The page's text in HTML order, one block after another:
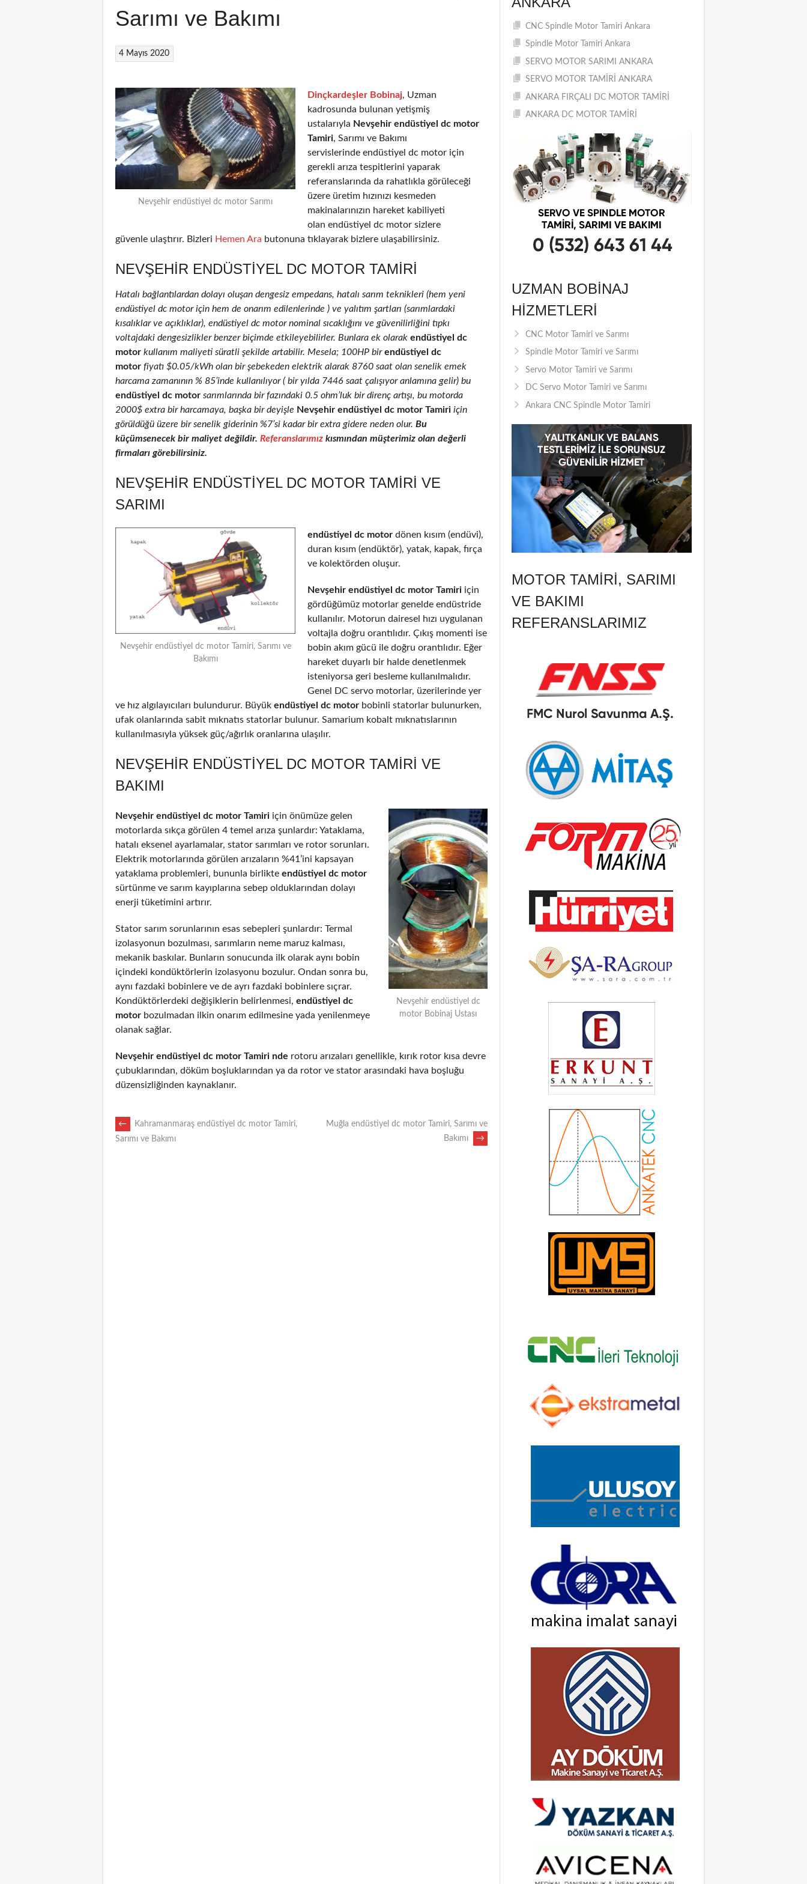
Sarımı ve Bakımı
4 Mayıs 2020
Nevşehir endüstiyel dc motor Sarımı
Dinçkardeşler Bobinaj, Uzman
kadrosunda bulunan yetişmiş
ustalarıyla Nevşehir endüstiyel dc motor
Tamiri, Sarımı ve Bakımı
servislerinde endüstiyel dc motor için
gerekli arıza tespitlerini yaparak
referanslarında da rahatlıkla görüleceği
üzere üretim hızınızı kesmeden
makinalarınızın hareket kabiliyeti
olan endüstiyel dc motor sizlere
güvenle ulaştırır. Bizleri Hemen Ara butonuna tıklayarak bizlere ulaşabilirsiniz.
NEVŞEHIR ENDÜSTIYEL DC MOTOR TAMIRI
Hatalı bağlantılardan dolayı oluşan dengesiz empedans, hatalı sarım teknikleri (hem yeni
endüstiyel dc motor için hem de onarım edilenlerinde ) ve yalıtım şartları (sarımlardaki
kısalıklar ve açıklıklar), endüstiyel dc motor nominal sıcaklığını ve güvenilirliğini tıpkı
voltajdaki dengesizlikler benzer biçimde etkileyebilirler. Bunlara ek olarak endüstiyel dc
motor kullanım maliyeti süratli şekilde artabilir. Mesela; 100HP birendüstiyel dc
motor fiyatı $0.05/kWh olan bir şebekeden elektrik alarak 8760 saat olan senelik emek
harcama zamanının % 85’inde kullanılıyor ( bir yılda 7446 saat çalışıyor anlamına gelir) bu
endüstiyel dc motor sarımlarında bir fazındaki 0.5 ohm’luk bir direnç artışı, bu motorda
2000$ extra bir harcamaya, başka bir deyişle Nevşehir endüstiyel dc motor Tamiri için
görüldüğü üzere bir senelik giderinin %7’si kadar bir extra gidere neden olur. Bu
küçümsenecek bir maliyet değildir. Referanslarımız kısmından müşterimiz olan değerli
firmaları görebilirsiniz.
NEVŞEHIR ENDÜSTIYEL DC MOTOR TAMIRI VE
SARIMI
Nevşehir endüstiyel dc motor Tamiri, Sarımı ve
Bakımı
endüstiyel dc motor dönen kısım (endüvi),
duran kısım (endüktör), yatak, kapak, fırça
ve kolektörden oluşur.
Nevşehir endüstiyel dc motor Tamiri için
gördüğümüz motorlar genelde endüstride
kullanılır. Motorun dairesel hızı uygulanan
voltajla doğru orantılıdır. Çıkış momenti ise
bobin akım gücü ile doğru orantılıdır. Eğer
hareket duyarlı bir halde denetlenmek
isteniyorsa geri besleme kullanılmalıdır.
Genel DC servo motorlar, üzerilerinde yer
ve hız algılayıcıları bulundurur. Büyük endüstiyel dc motor bobinli statorlar bulunurken,
ufak olanlarında sabit mıknatıs statorlar bulunur. Samarium kobalt mıknatıslarının
kullanılmasıyla yüksek güç/ağırlık oranlarına ulaşılır.
NEVŞEHIR ENDÜSTIYEL DC MOTOR TAMIRI VE
BAKIMI
Nevşehir endüstiyel dc
motor Bobinaj Ustası
Nevşehir endüstiyel dc motor Tamiri için önümüze gelen
motorlarda sıkça görülen 4 temel arıza şunlardır: Yataklama,
hatalı eksenel ayarlamalar, stator sarımları ve rotor sorunları.
Elektrik motorlarında görülen arızaların %41’ini kapsayan
yataklama problemleri, bununla birlikte endüstiyel dc motor
sürtünme ve sarım kayıplarına sebep olduklarından dolayı
enerji tüketimini artırır.
Stator sarım sorunlarının esas sebepleri şunlardır: Termal
izolasyonun bozulması, sarımların neme maruz kalması,
mekanik baskılar. Bunların sonucunda ilk olarak aynı bobin
içindeki kondüktörlerin izolasyonu bozulur. Ondan sonra bu,
aynı fazdaki bobinlere ve de ayrı fazdaki bobinlere sıçrar.
Kondüktörlerdeki değişiklerin belirlenmesi, endüstiyel dc
motor bozulmadan ilkin onarım edilmesine yada yenilenmeye
olanak sağlar.
Nevşehir endüstiyel dc motor Tamiri nde rotoru arızaları genellikle, kırık rotor kısa devre
çubuklarından, döküm boşluklarından ya da rotor ve stator arasındaki hava boşluğu
düzensizliğinden kaynaklanır.
POST
←
Kahramanmaraş endüstiyel dc motor Tamiri,
Sarımı ve Bakımı
Muğla endüstiyel dc motor Tamiri, Sarımı ve
Bakımı
→
CNC Spindle Motor Tamiri Ankara
Spindle Motor Tamiri Ankara
SERVO MOTOR SARIMI ANKARA
SERVO MOTOR TAMİRİ ANKARA
ANKARA FIRÇALI DC MOTOR TAMİRİ
ANKARA DC MOTOR TAMİRİ
UZMAN BOBINAJ
HIZMETLERI
CNC Motor Tamiri ve Sarımı
Spindle Motor Tamiri ve Sarımı
Servo Motor Tamiri ve Sarımı
DC Servo Motor Tamiri ve Sarımı
Ankara CNC Spindle Motor Tamiri
MOTOR TAMIRI, SARIMI
VE BAKIMI
REFERANSLARIMIZ